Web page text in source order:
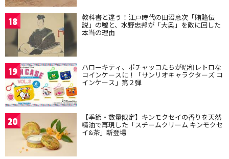
18 教科書と違う！江戸時代の田沼意次「賄賂伝
説」の嘘と、水野忠邦が「大奥」を敵に回した
本当の理由
19 ハローキティ、ポチャッコたちが昭和レトロな
コインケースに！「サンリオキャラクターズ コ
インケース」第２弾
20 【季節・数量限定】キンモクセイの香りを天然
精油で再現した「スチームクリーム キンモクセ
イ&茶」新登場